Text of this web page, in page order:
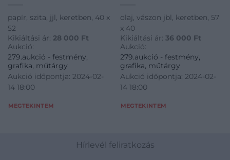
papír, szita, jjl, keretben, 40 x
52
Kikiáltási ár: 28 000 Ft
Aukció:
279.aukció - festmény,
grafika, műtárgy
Aukció időpontja: 2024-02-
14 18:00
MEGTEKINTEM
olaj, vászon jbl, keretben, 57
x 40
Kikiáltási ár: 36 000 Ft
Aukció:
279.aukció - festmény,
grafika, műtárgy
Aukció időpontja: 2024-02-
14 18:00
MEGTEKINTEM
Hírlevél feliratkozás